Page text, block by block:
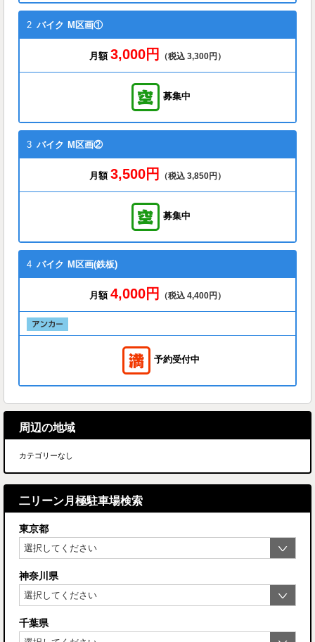
2 バイク M区画①
月額 3,000円 （税込 3,300円）
募集中
3 バイク M区画②
月額 3,500円 （税込 3,850円）
募集中
4 バイク M区画(鉄板)
月額 4,000円 （税込 4,400円）
予約受付中
周辺の地域
カテゴリーなし
二リーン月極駐車場検索
東京都
神奈川県
千葉県